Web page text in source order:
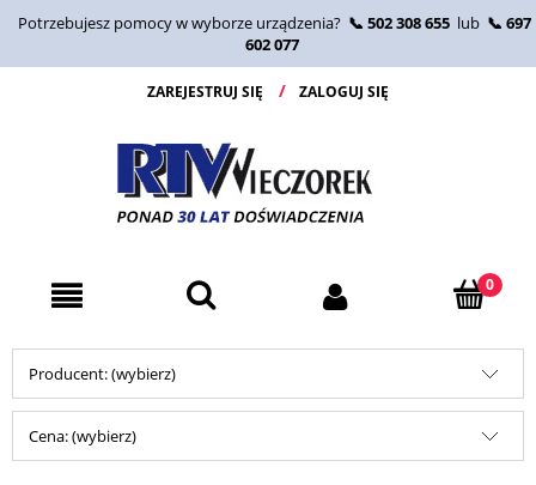
Potrzebujesz pomocy w wyborze urządzenia? 📞 502 308 655 lub 📞 697
602 077
ZAREJESTRUJ SIĘ ZALOGUJ SIĘ
Producent: (wybierz)
Cena: (wybierz)